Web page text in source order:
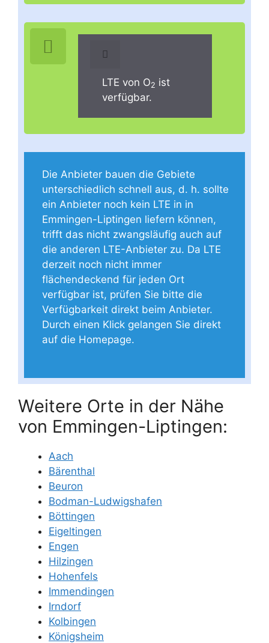
LTE von O2 ist
verfügbar.
Die Anbieter bauen die Gebiete
unterschiedlich schnell aus, d. h. sollte
ein Anbieter noch kein LTE in in
Emmingen-Liptingen liefern können,
trifft das nicht zwangsläufig auch auf
die anderen LTE-Anbieter zu. Da LTE
derzeit noch nicht immer
flächendeckend für jeden Ort
verfügbar ist, prüfen Sie bitte die
Verfügbarkeit direkt beim Anbieter.
Durch einen Klick gelangen Sie direkt
auf die Homepage.
Weitere Orte in der Nähe
von Emmingen-Liptingen:
Aach
Bärenthal
Beuron
Bodman-Ludwigshafen
Böttingen
Eigeltingen
Engen
Hilzingen
Hohenfels
Immendingen
Irndorf
Kolbingen
Königsheim